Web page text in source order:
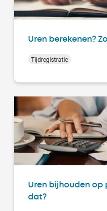
Uren berekenen?
Tijdregistratie
Uren bijhouden op
dat?